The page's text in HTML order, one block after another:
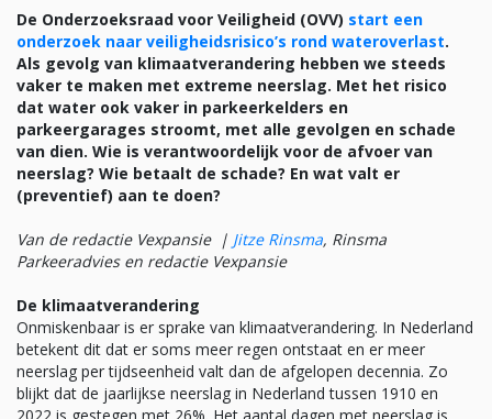
De Onderzoeksraad voor Veiligheid (OVV) start een
onderzoek naar veiligheidsrisico’s rond wateroverlast.
Als gevolg van klimaatverandering hebben we steeds
vaker te maken met extreme neerslag. Met het risico
dat water ook vaker in parkeerkelders en
parkeergarages stroomt, met alle gevolgen en schade
van dien. Wie is verantwoordelijk voor de afvoer van
neerslag? Wie betaalt de schade? En wat valt er
(preventief) aan te doen?
Van de redactie Vexpansie | Jitze Rinsma, Rinsma
Parkeeradvies en redactie Vexpansie
De klimaatverandering
Onmiskenbaar is er sprake van klimaatverandering. In Nederland
betekent dit dat er soms meer regen ontstaat en er meer
neerslag per tijdseenheid valt dan de afgelopen decennia. Zo
blijkt dat de jaarlijkse neerslag in Nederland tussen 1910 en